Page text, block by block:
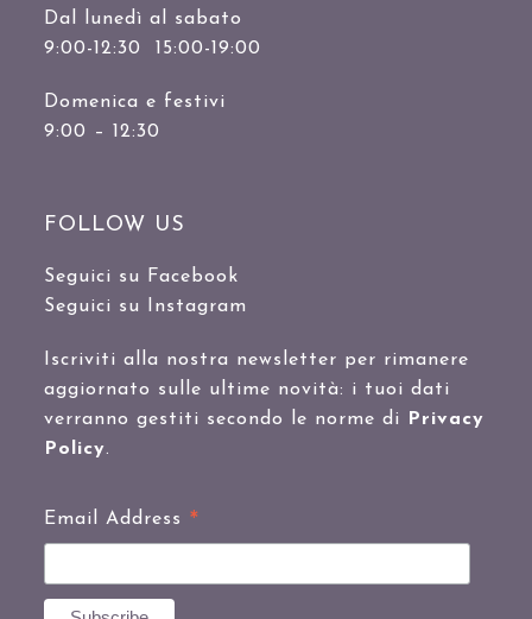
Dal lunedì al sabato
9:00-12:30 15:00-19:00
Domenica e festivi
9:00 – 12:30
FOLLOW US
Seguici su Facebook
Seguici su Instagram
Iscriviti alla nostra newsletter per rimanere
aggiornato sulle ultime novità: i tuoi dati
verranno gestiti secondo le norme di Privacy
Policy.
Email Address *